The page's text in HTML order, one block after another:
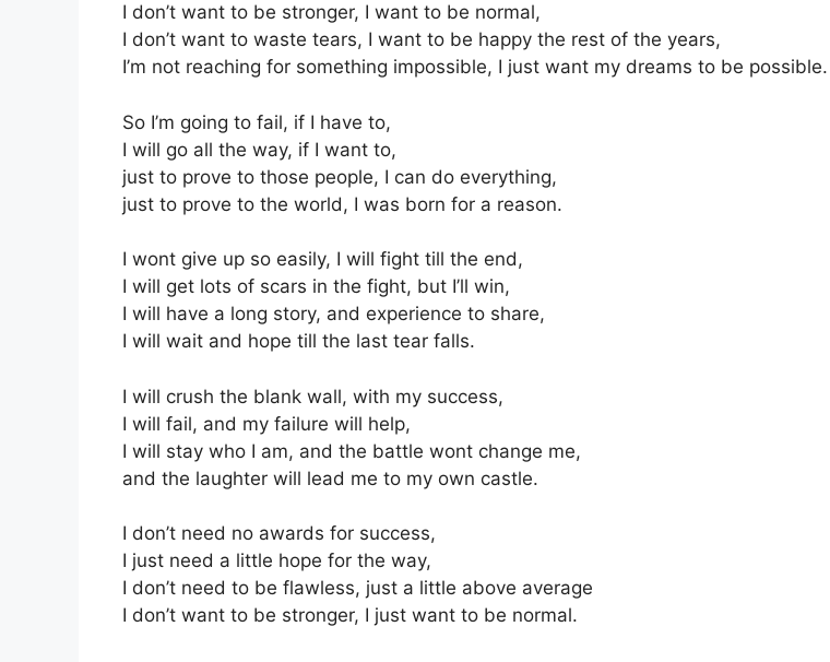
I don’t want to be stronger, I want to be normal,
I don’t want to waste tears, I want to be happy the rest of the years,
I’m not reaching for something impossible, I just want my dreams to be possible.
So I’m going to fail, if I have to,
I will go all the way, if I want to,
just to prove to those people, I can do everything,
just to prove to the world, I was born for a reason.
I wont give up so easily, I will fight till the end,
I will get lots of scars in the fight, but I’ll win,
I will have a long story, and experience to share,
I will wait and hope till the last tear falls.
I will crush the blank wall, with my success,
I will fail, and my failure will help,
I will stay who I am, and the battle wont change me,
and the laughter will lead me to my own castle.
I don’t need no awards for success,
I just need a little hope for the way,
I don’t need to be flawless, just a little above average
I don’t want to be stronger, I just want to be normal.